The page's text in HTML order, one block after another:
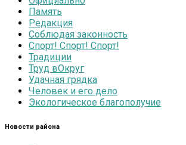
Память
Редакция
Соблюдая законность
Спорт! Спорт! Спорт!
Традиции
Труд вОкруг
Удачная грядка
Человек и его дело
Экологическое благополучие
Новости района